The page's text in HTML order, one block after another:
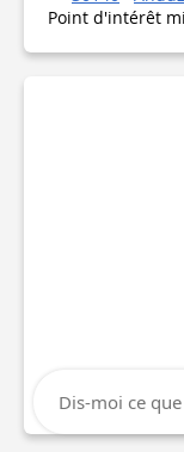
Point d'intérêt
Dis-moi ce